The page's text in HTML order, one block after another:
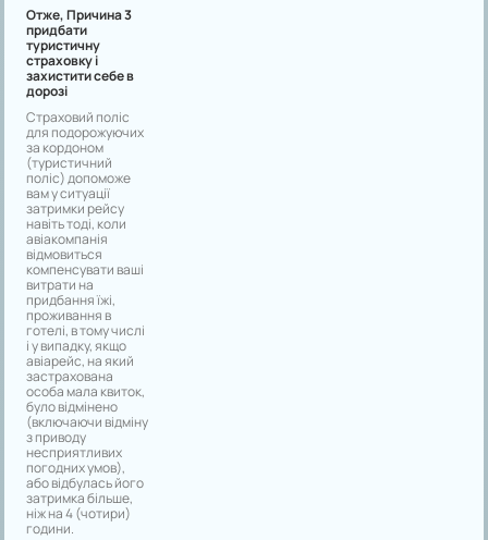
Отже, Причина 3
придбати
туристичну
страховку і
захистити себе в
дорозі
Страховий поліс
для подорожуючих
за кордоном
(туристичний
поліс) допоможе
вам у ситуації
затримки рейсу
навіть тоді, коли
авіакомпанія
відмовиться
компенсувати ваші
витрати на
придбання їжі,
проживання в
готелі, в тому числі
і у випадку, якщо
авіарейс, на який
застрахована
особа мала квиток,
було відмінено
(включаючи відміну
з приводу
несприятливих
погодних умов),
або відбулась його
затримка більше,
ніж на 4 (чотири)
години.